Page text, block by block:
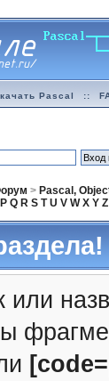
Pascal ::
> Pascal,
P Q R S T U V W X Y Z
или